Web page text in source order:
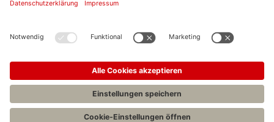
Stellenangebote C.H.BECK